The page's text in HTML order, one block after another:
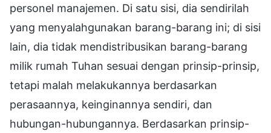
personel manajemen. Di satu sisi, dia sendirilah
yang menyalahgunakan barang-barang ini; di sisi
lain, dia tidak mendistribusikan barang-barang
milik rumah Tuhan sesuai dengan prinsip-prinsip,
tetapi malah melakukannya berdasarkan
perasaannya, keinginannya sendiri, dan
hubungan-hubungannya. Berdasarkan prinsip-